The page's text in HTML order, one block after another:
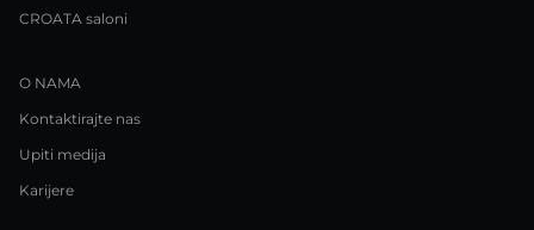
CROATA saloni
O NAMA
Kontaktirajte nas
Upiti medija
Karijere